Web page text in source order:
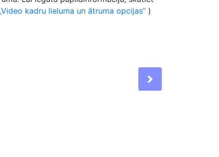
Video kadru lieluma un ātruma opcijas )